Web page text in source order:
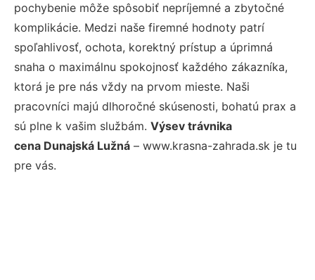
pochybenie môže spôsobiť nepríjemné a zbytočné
komplikácie. Medzi naše firemné hodnoty patrí
spoľahlivosť, ochota, korektný prístup a úprimná
snaha o maximálnu spokojnosť každého zákazníka,
ktorá je pre nás vždy na prvom mieste. Naši
pracovníci majú dlhoročné skúsenosti, bohatú prax a
sú plne k vašim službám. Výsev trávnika
cena Dunajská Lužná – www.krasna-zahrada.sk je tu
pre vás.